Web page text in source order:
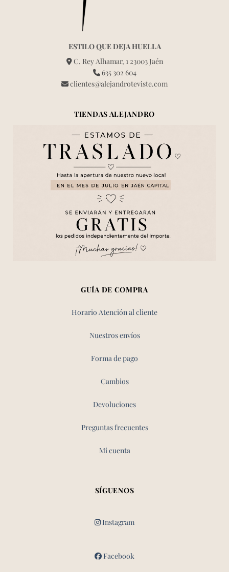
ESTILO QUE DEJA HUELLA
C. Rey Alhamar, 1 23003 Jaén
635 302 604
clientes@alejandroteviste.com
TIENDAS ALEJANDRO
GUÍA DE COMPRA
Horario Atención al cliente
Nuestros envíos
Forma de pago
Cambios
Devoluciones
Preguntas frecuentes
Mi cuenta
SÍGUENOS
Instagram
Facebook